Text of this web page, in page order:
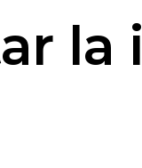
la